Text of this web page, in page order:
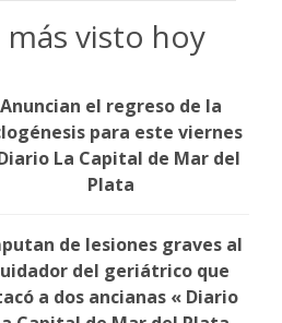
más visto hoy
Anuncian el regreso de la
para este viernes
La Capital de Mar del
Plata
de lesiones graves al
del geriátrico que
a dos ancianas « Diario